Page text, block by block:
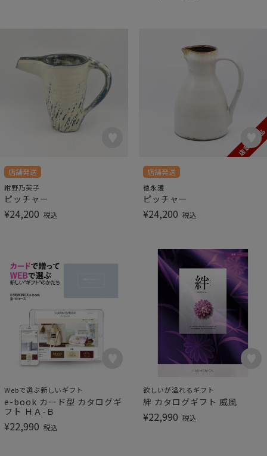
店舗発送
紺野乃芙子
ピッチャー
¥24,200 税込
店舗発送
徳永護
ピッチャー
¥24,200 税込
Webで選ぶ新しいギフト
e-book カード型 カタログギ
フト ＨＡ-Ｂ
¥22,990 税込
欲しいが溢れるギフト
絆 カタログギフト 威風
¥22,990 税込